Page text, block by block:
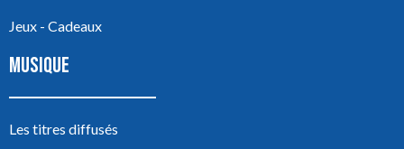
Jeux - Cadeaux
MUSIQUE
Les titres diffusés